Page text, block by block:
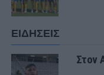
ΕΙΔΗΣΕΙΣ
Στον